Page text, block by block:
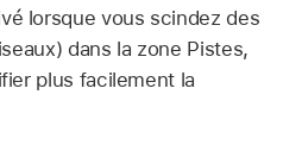
un défilement de
octets de données
défilement de précision
à 64. Pour en savoir
lorsque vous scindez des
dans la zone Pistes,
plus facilement la